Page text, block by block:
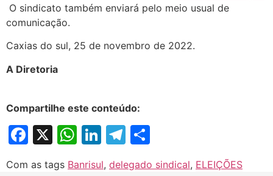
O sindicato também enviará pelo meio usual de
comunicação.
Caxias do sul, 25 de novembro de 2022.
A Diretoria
Compartilhe este conteúdo:
Facebook
X WhatsApp
LinkedIn
Telegram
Com as tags Banrisul, delegado sindical, ELEIÇÕES